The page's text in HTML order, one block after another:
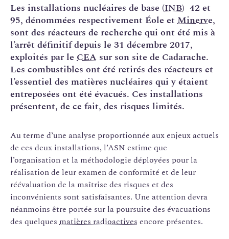
Les installations nucléaires de base (INB) 42 et
95, dénommées respectivement Éole etMinerve,
sont des réacteurs de recherche qui ont été mis à
l’arrêt définitif depuis le 31 décembre 2017,
exploités par le CEA sur son site de Cadarache.
Les combustibles ont été retirés des réacteurs et
l’essentiel des matières nucléaires qui y étaient
entreposées ont été évacués. Ces installations
présentent, de ce fait, des risques limités.
Au terme d’une analyse proportionnée aux enjeux actuels
de ces deux installations, l’ASN estime que
l’organisation et la méthodologie déployées pour la
réalisation de leur examen de conformité et de leur
réévaluation de la maîtrise des risques et des
inconvénients sont satisfaisantes. Une attention devra
néanmoins être portée sur la poursuite des évacuations
des quelques matières radioactives encore présentes.